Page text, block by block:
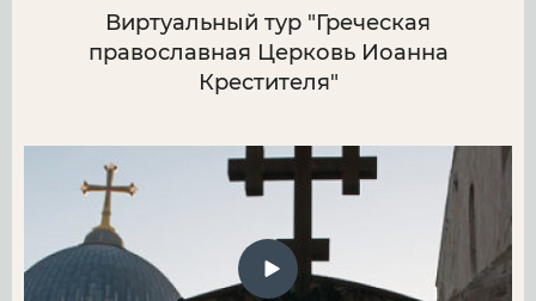
Виртуальный тур "Греческая
православная Церковь Иоанна
Крестителя"